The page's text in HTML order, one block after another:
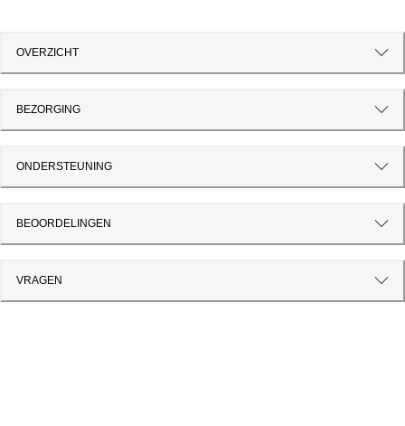
OVERZICHT
BEZORGING
ONDERSTEUNING
BEOORDELINGEN
VRAGEN